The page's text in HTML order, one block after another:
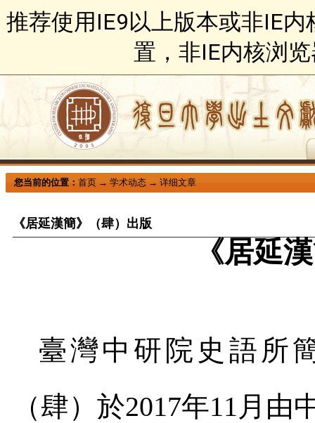
推荐使用IE9以上版本或非IE
置，非IE内核浏
您当前的位置： 首页→ 学术动态→ 详细文章
《居延漢簡》（肆）出版
《居延
臺灣中研院史語所
（肆）於2017年11月由